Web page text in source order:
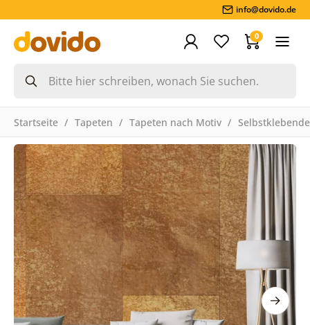
info@dovido.de
0
Startseite Tapeten Tapeten nach Motiv